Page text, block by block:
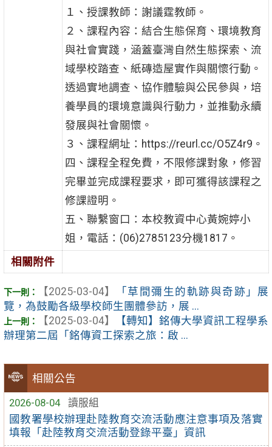
相關公告
2026-08-04
讀服組
國教署學校辦理赴陸教育交流活動應注意事項及落實
填報「赴陸教育交流活動登錄平臺」資訊
１、授課教師：謝議霆教師。
２、課程內容：結合生態保育、環境教育
與社會實踐，涵蓋臺灣自然生態探索、流
域學校踏查、紙磚造屋實作與關懷行動。
透過實地調查、協作體驗與公民參與，培
養學員的環境意識與行動力，並推動永續
發展與社會關懷。
３、課程網址：https://reurl.cc/O5Z4r9。
四、課程全程免費，不限修課對象，修習
完畢並完成課程要求，即可獲得該課程之
修課證明。
五、聯繫窗口：本校教資中心黃婉婷小
姐，電話：(06)2785123分機1817。
相關附件
【2025-03-04】
「草間彌生的軌跡與奇跡」展
覽，為鼓勵各級學校師生團體參訪，展 ...
【2025-03-04】
【轉知】銘傳大學資訊工程學系
辦理第二屆「銘傳資工探索之旅：啟 ...